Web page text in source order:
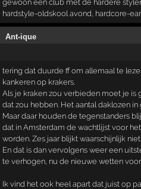
gewoon een club met de hardere stylen
hardstyle-oldskool avond, hardcore-
Ant-ique
tering dat duurde ff om allemaal te
kankeren op krakers.
Als je kraken zou verbieden moet je is
dat zou hebben. Het aantal daklozen
Maar daar houden de tegenstanders
dat in Amsterdam de wachtlijst voor
worden. Zes jaar blijkt waarschijnlijk
En dat is dan vervolgens weer een
te verhogen, nu de nieuwe wetten voor
Ik vind het ook heel apart dat juist op